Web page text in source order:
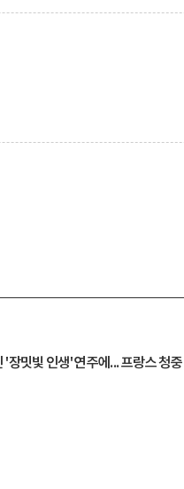
'장밋빛 인생' 연주에... 프랑스 청